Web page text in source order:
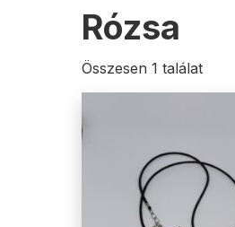
Rózsa
Összesen 1 találat